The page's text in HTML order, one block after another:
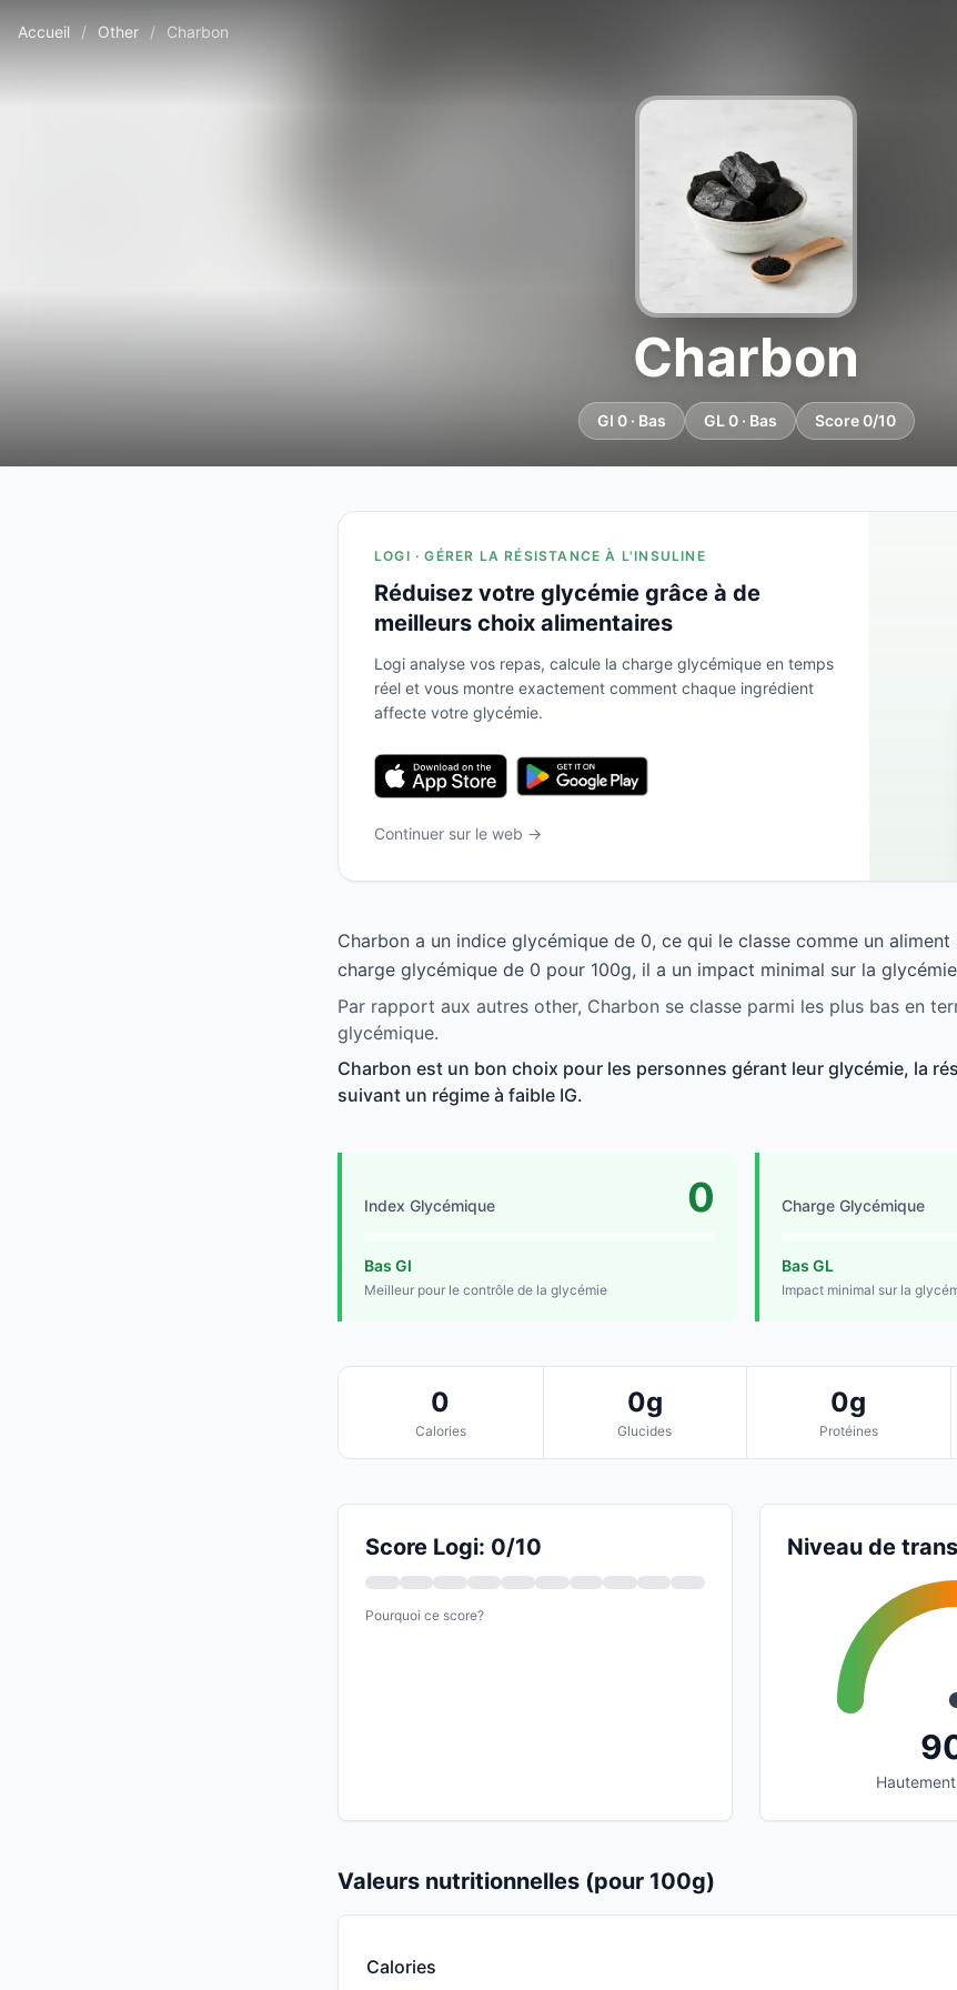
Accueil / Other / Charbon
Charbon
GI 0 · Bas GL 0 · Bas Score 0/10
LOGI · GÉRER LA RÉSISTANCE À L'INSULINE
Réduisez votre glycémie grâce à de
meilleurs choix alimentaires
Logi analyse vos repas, calcule la charge glycémique en temps
réel et vous montre exactement comment chaque ingrédient
affecte votre glycémie.
Continuer sur le web →
Charbon a un indice glycémique de 0, ce qui le classe comme un aliment
charge glycémique de 0 pour 100g, il a un impact minimal sur la
Par rapport aux autres other, Charbon se classe parmi les plus bas en
glycémique.
Charbon est un bon choix pour les personnes gérant leur glycémie, la
suivant un régime à faible IG.
Index Glycémique 0
Bas GI
Meilleur pour le contrôle de la glycémie
Charge Glycémique
Bas GL
Impact minimal sur la
0
Calories
0g
Glucides
0g
Protéines
Score Logi: 0/10
Pourquoi ce score?
Niveau de
Valeurs nutritionnelles (pour 100g)
Calories